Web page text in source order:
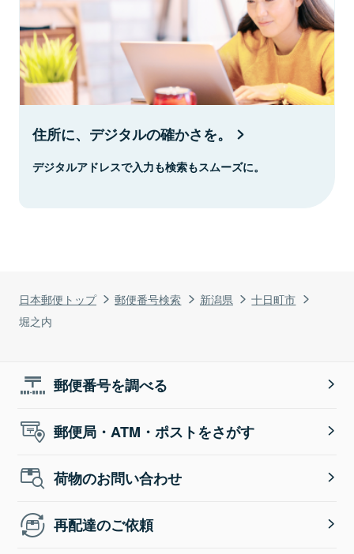
日本郵便トップ 郵便番号検索 新潟県
十日町市
堀之内
住所に、デジタルの確かさを。
デジタルアドレスで入力も検索もスムーズに。
郵便番号を調べる
郵便局・ATM・ポストをさがす
荷物のお問い合わせ
再配達のご依頼